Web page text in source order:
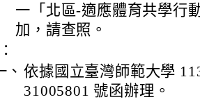
一「北區-適應體育共學行
加，請查照。
、 依據國立臺灣師範大學
31005801 號函辦理。